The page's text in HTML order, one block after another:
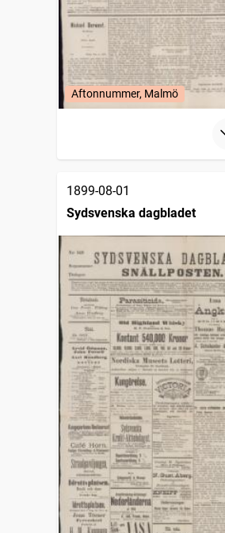
Aftonnummer, Malmö
1899-08-01
Sydsvenska dagbladet